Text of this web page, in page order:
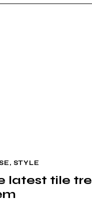
, STYLE
latest tile